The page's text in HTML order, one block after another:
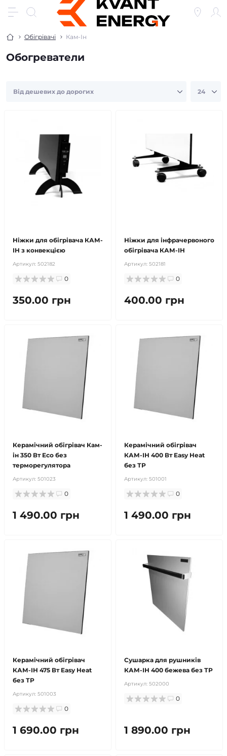
Обігрівачі Кам-Ін
Обогреватели
Ніжки для обігрівача КАМ-
ІН з конвекцією
Артикул: 502182
0
350.00 грн
Ніжки для інфрачервоного
обігрівача КАМ-ІН
Артикул: 502181
0
400.00 грн
Керамічний обігрівач Кам-
ін 350 Вт Eco без
терморегулятора
Артикул: 501023
0
1 490.00 грн
Керамічний обігрівач
КАМ-ІН 400 Вт Easy Heat
без ТР
Артикул: 501001
0
1 490.00 грн
Керамічний обігрівач
КАМ-ІН 475 Вт Easy Heat
без ТР
Артикул: 501003
0
1 690.00 грн
Сушарка для рушників
КАМ-ІН 400 бежева без ТР
Артикул: 502000
0
1 890.00 грн